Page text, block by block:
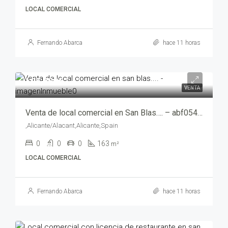
LOCAL COMERCIAL
Fernando Abarca hace 11 horas
VENTA
106,000€
Venta de local comercial en San Blas…. – abf05407
,Alicante/Alacant,Alicante,Spain
0 0 0 163 m²
LOCAL COMERCIAL
Fernando Abarca hace 11 horas